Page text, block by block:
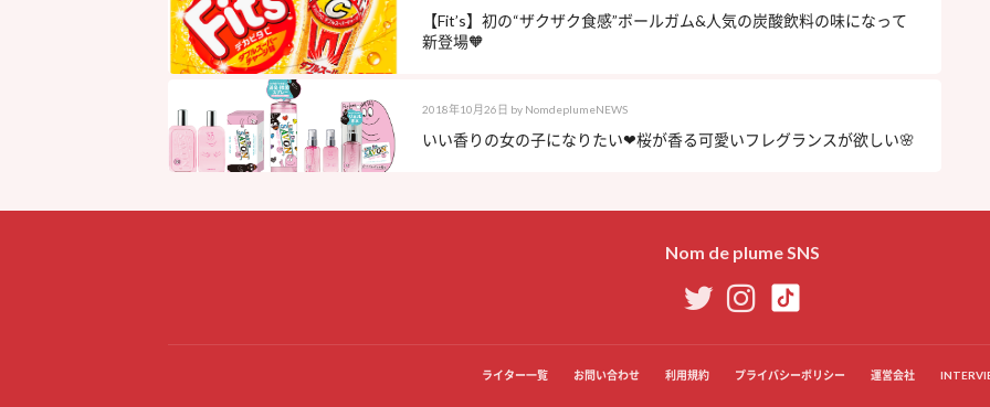
【Fit’s】初の“ザクザク食感”ボールガム&人気の炭酸飲料の味になって
新登場🧡
2018年10月26日 by NomdeplumeNEWS
いい香りの女の子になりたい❤︎桜が香る可愛いフレグランスが欲しい🌸
Nom de plume SNS
ライター一覧 お問い合わせ 利用規約 プライバシーポリシー 運営会社